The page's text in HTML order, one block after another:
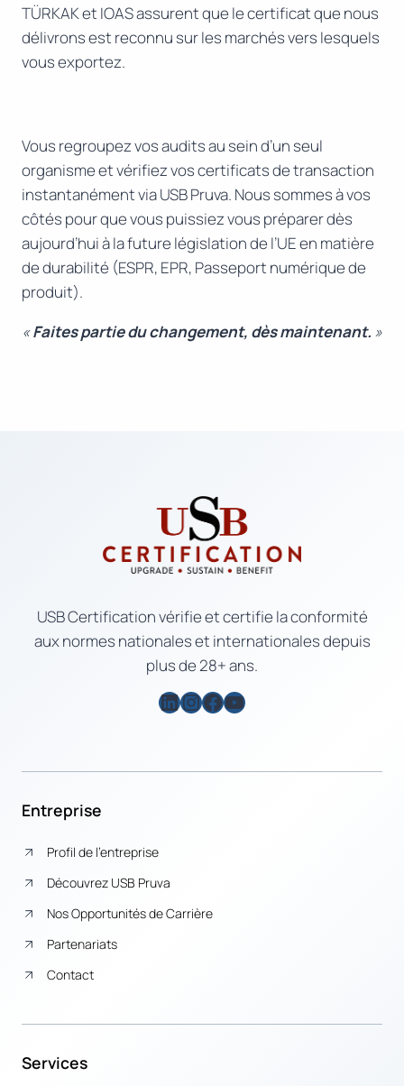
TÜRKAK et IOAS assurent que le certificat que nous
délivrons est reconnu sur les marchés vers lesquels
vous exportez.
Vous regroupez vos audits au sein d’un seul
organisme et vérifiez vos certificats de transaction
instantanément via USB Pruva. Nous sommes à vos
côtés pour que vous puissiez vous préparer dès
aujourd’hui à la future législation de l’UE en matière
de durabilité (ESPR, EPR, Passeport numérique de
produit).
«Faites partie du changement, dès maintenant. »
USB Certification vérifie et certifie la conformité
aux normes nationales et internationales depuis
plus de 28+ ans.
LinkedIn
Instagram
Facebook
YouTube
Entreprise
Profil de l’entreprise
Découvrez USB Pruva
Nos Opportunités de Carrière
Partenariats
Contact
Services